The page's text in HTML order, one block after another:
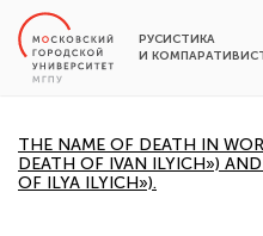
РУСИСТИКА
И
THE NAME OF DEATH IN
DEATH OF IVAN ILYICH»)
OF ILYA ILYICH»).